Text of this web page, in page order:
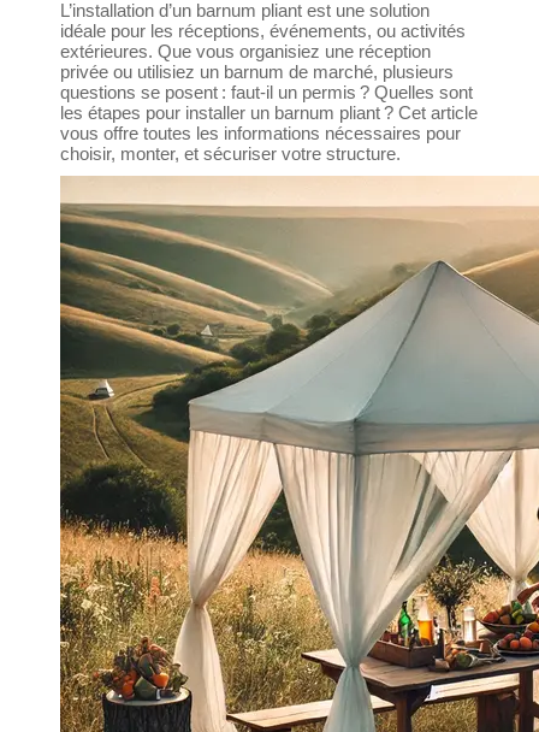
L’installation d’un barnum pliant est une solution
idéale pour les réceptions, événements, ou activités
extérieures. Que vous organisiez une réception
privée ou utilisiez un barnum de marché, plusieurs
questions se posent : faut-il un permis ? Quelles sont
les étapes pour installer un barnum pliant ? Cet article
vous offre toutes les informations nécessaires pour
choisir, monter, et sécuriser votre structure.